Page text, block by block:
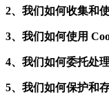
2、我们如何收集和
3、我们如何使用
4、我们如何委托处
5、我们如何保护和